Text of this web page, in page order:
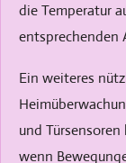
die Temperatur
entsprechenden
Ein weiteres
und
wenn